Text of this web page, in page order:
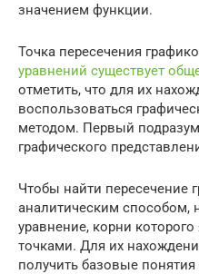
значением функции.
Точка пересечения
уравнений существует
отметить, что для их
воспользоваться
методом. Первый
графического
Чтобы найти пересечение
аналитическим способом,
уравнение, корни
точками. Для их
получить базовые понятия